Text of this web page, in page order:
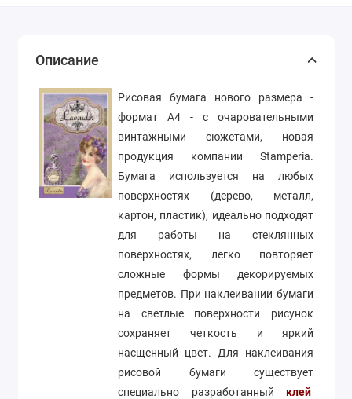
Описание
Рисовая бумага нового размера -
формат А4 - с очаровательными
винтажными сюжетами, новая
продукция компании Stamperia.
Бумага используется на любых
поверхностях (дерево, металл,
картон, пластик), идеально подходят
для работы на стеклянных
поверхностях, легко повторяет
сложные формы декорируемых
предметов. При наклеивании бумаги
на светлые поверхности рисунок
сохраняет четкость и яркий
насщенный цвет. Для наклеивания
рисовой бумаги существует
специально разработанный
клей